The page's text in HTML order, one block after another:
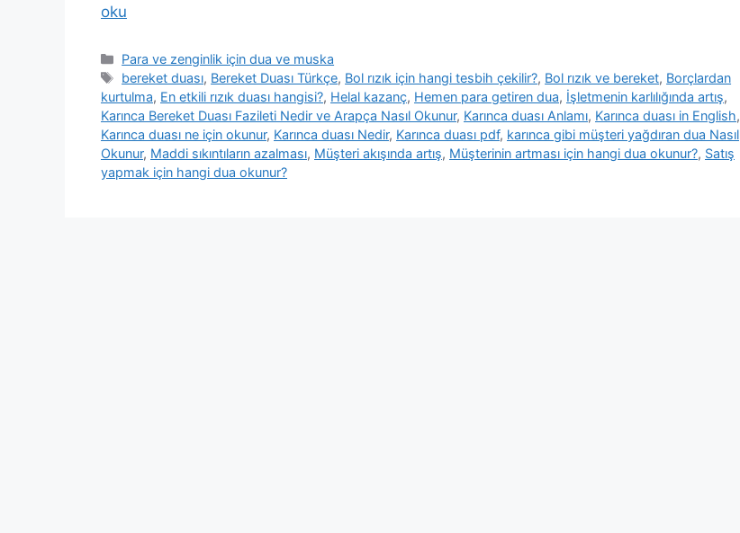
oku
Para ve zenginlik için dua ve muska
bereket duası, Bereket Duası Türkçe, Bol rızık için hangi tesbih çekilir?, Bol rızık ve bereket, Borçlardan
kurtulma, En etkili rızık duası hangisi?, Helal kazanç, Hemen para getiren dua, İşletmenin karlılığında artış,
Karınca Bereket Duası Fazileti Nedir ve Arapça Nasıl Okunur, Karınca duası Anlamı, Karınca duası in English,
Karınca duası ne için okunur, Karınca duası Nedir, Karınca duası pdf, karınca gibi müşteri yağdıran dua Nasıl
Okunur, Maddi sıkıntıların azalması, Müşteri akışında artış, Müşterinin artması için hangi dua okunur?, Satış
yapmak için hangi dua okunur?